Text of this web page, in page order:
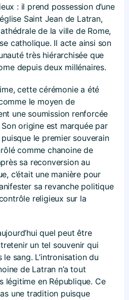
: il prend possession d’une
Saint Jean de Latran,
de la ville de Rome,
catholique. Il acte ainsi son
très hiérarchisée que
depuis deux millénaires.
cette cérémonie a été
le moyen de
une soumission renforcée
Son origine est marquée par
le premier souverain
comme chanoine de
sa reconversion au
c’était une manière pour
sa revanche politique
religieux sur la
quel peut être
un tel souvenir qui
sang. L’intronisation du
de Latran n’a tout
légitime en République. Ce
une tradition puisque